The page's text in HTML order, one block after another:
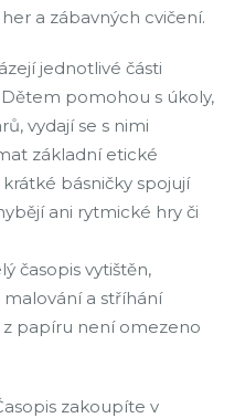
a zábavných cvičení.
jednotlivé části
pomohou s úkoly,
vydají se s nimi
základní etické
básničky spojují
ani rytmické hry či
časopis vytištěn,
a stříhání
z papíru není omezeno
zakoupíte v